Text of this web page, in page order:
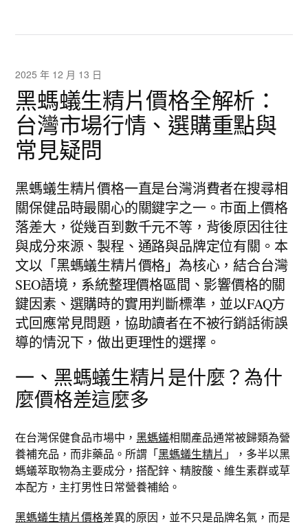
2025 年 12 月 13 日
黑螞蟻生精片價格全解析：
台灣市場行情、選購重點與
常見疑問
黑螞蟻生精片價格一直是台灣消費者在搜尋相
關保健品時最關心的關鍵字之一。市面上價格
落差大，從幾百到數千元不等，背後原因往往
與成分來源、製程、通路與品牌定位有關。本
文以「黑螞蟻生精片價格」為核心，結合台灣
SEO語境，系統整理價格區間、影響價格的關
鍵因素、選購時的實用判斷標準，並以FAQ方
式回應常見問題，協助讀者在不被行銷話術誤
導的情況下，做出更理性的選擇。
一、黑螞蟻生精片是什麼？為什
麼價格差這麼多
在台灣保健食品市場中，黑螞蟻相關產品通常被歸類為營
養補充品，而非藥品。所謂「黑螞蟻生精片 」，多半以黑
螞蟻萃取物為主要成分，搭配鋅、精胺酸、維生素群或草
本配方，主打男性日常營養補給。
黑螞蟻生精片價格差異的原因，並不只是品牌名氣，而是